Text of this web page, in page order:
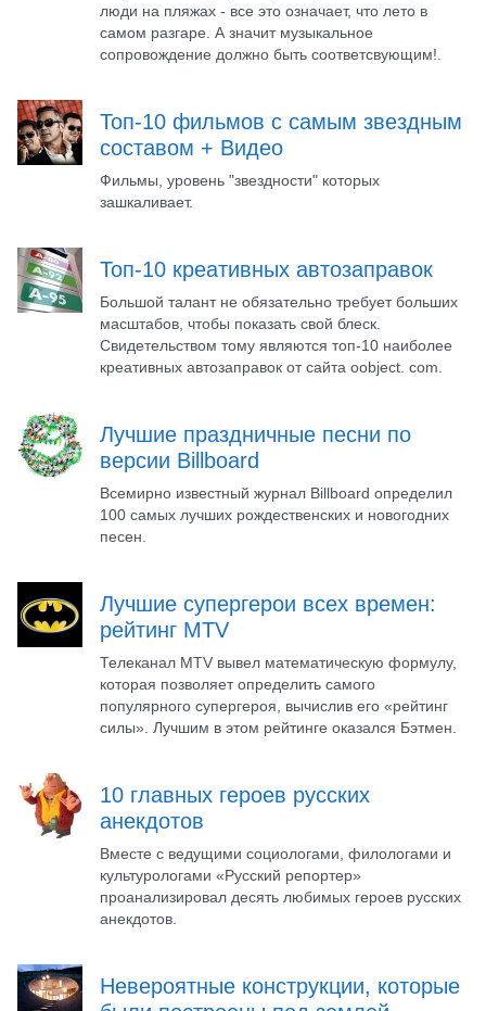
люди на пляжах - все это означает, что лето в
самом разгаре. А значит музыкальное
сопровождение должно быть соответсвующим!.
Топ-10 фильмов с самым звездным
составом + Видео
Фильмы, уровень "звездности" которых
зашкаливает.
Топ-10 креативных автозаправок
Большой талант не обязательно требует больших
масштабов, чтобы показать свой блеск.
Свидетельством тому являются топ-10 наиболее
креативных автозаправок от сайта oobject. com.
Лучшие праздничные песни по
версии Billboard
Всемирно известный журнал Billboard определил
100 самых лучших рождественских и новогодних
песен.
Лучшие супергерои всех времен:
рейтинг MTV
Телеканал MTV вывел математическую формулу,
которая позволяет определить самого
популярного супергероя, вычислив его «рейтинг
силы». Лучшим в этом рейтинге оказался Бэтмен.
10 главных героев русских
анекдотов
Вместе с ведущими социологами, филологами и
культурологами «Русский репортер»
проанализировал десять любимых героев русских
анекдотов.
Невероятные конструкции, которые